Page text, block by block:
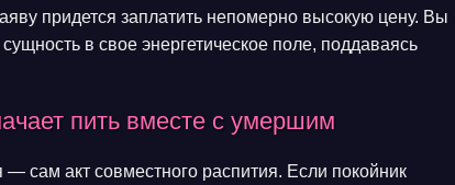
придется заплатить непомерно высокую цену. Вы
в свое энергетическое поле, поддаваясь
пить вместе с умершим
сам акт совместного распития. Если покойник